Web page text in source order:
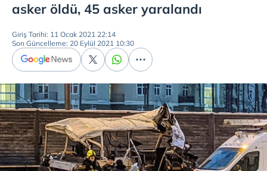
asker öldü, 45 asker yaralandı
Giriş Tarihi: 11 Ocak 2021 22:14
Son Güncelleme: 20 Eylül 2021 10:30